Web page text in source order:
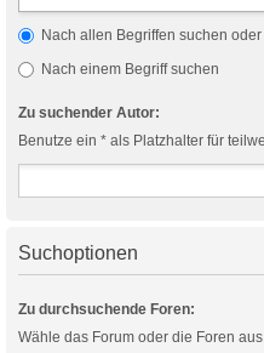
Nach allen Begriffen suchen
Nach einem Begriff suchen
Zu suchender Autor:
Benutze ein * als Platzhalter für
Suchoptionen
Zu durchsuchende Foren:
Wähle das Forum oder die Foren